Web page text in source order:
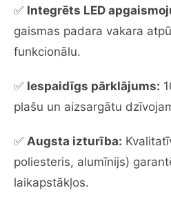
✅ Integrēts LED
gaismas padara vakara
funkcionālu.
✅ Iespaidīgs pārklājums:
plašu un aizsargātu
✅ Augsta izturība:
poliesteris, alumīnijs)
laikapstākļos.